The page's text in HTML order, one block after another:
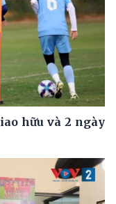
hữu và 2 ngày